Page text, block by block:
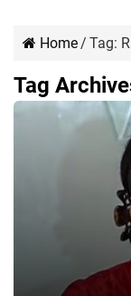
Home/ Tag:
Tag